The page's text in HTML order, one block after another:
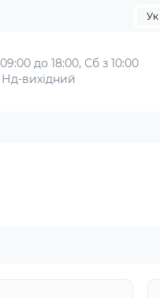
Ук
до 18:00, Сб з 10:00
Нд-вихідний